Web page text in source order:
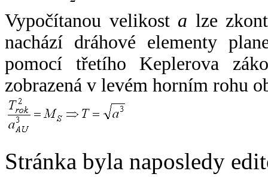
Vypočítanou velikost a lze
nachází dráhové elementy
pomocí třetího Keplerova
zobrazená v levém horním rohu
Stránka byla naposledy